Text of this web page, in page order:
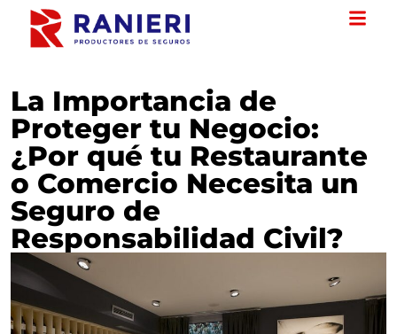
La Importancia de
Proteger tu Negocio:
¿Por qué tu Restaurante
o Comercio Necesita un
Seguro de
Responsabilidad Civil?